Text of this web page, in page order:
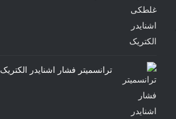
ترانسمیتر فشار اشنایدر الکتریک